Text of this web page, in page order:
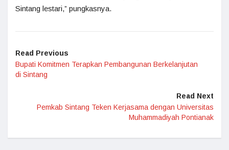
Sintang lestari,” pungkasnya.
Read Previous
Bupati Komitmen Terapkan Pembangunan Berkelanjutan
di Sintang
Read Next
Pemkab Sintang Teken Kerjasama dengan Universitas
Muhammadiyah Pontianak